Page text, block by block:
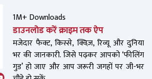
1M+ Downloads
डाउनलोड करें क्राइम तक ऐप
मजेदार फैक्ट, किस्से, क्विज़, रिव्यू और दुनिया
भर की जानकारी. जिसे पढ़कर आपको ‘फीलिंग
गुड’ हो जाए और आप जरूरी जगहों पर जी-भर